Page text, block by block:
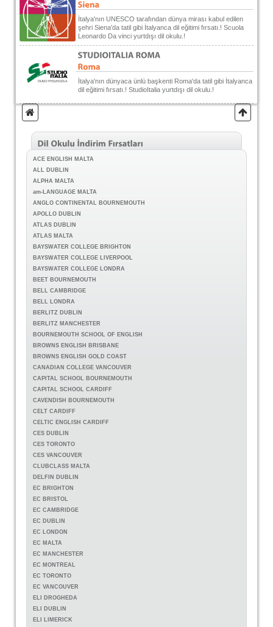
İtalya'nın UNESCO tarafından dünya mirası kabul edilen
şehri Siena'da tatil gibi İtalyanca dil eğitimi fırsatı.! Scuola
Leonardo Da vinci yurtdışı dil okulu.!
İtalya'nın dünyaca ünlü başkenti Roma'da tatil gibi İtalyanca
dil eğitimi fırsatı.! StudioItalia yurtdışı dil okulu.!
ACE ENGLISH MALTA
ALL DUBLIN
ALPHA MALTA
am-LANGUAGE MALTA
ANGLO CONTINENTAL BOURNEMOUTH
APOLLO DUBLIN
ATLAS DUBLIN
ATLAS MALTA
BAYSWATER COLLEGE BRIGHTON
BAYSWATER COLLEGE LIVERPOOL
BAYSWATER COLLEGE LONDRA
BEET BOURNEMOUTH
BELL CAMBRIDGE
BELL LONDRA
BERLITZ DUBLIN
BERLITZ MANCHESTER
BOURNEMOUTH SCHOOL OF ENGLISH
BROWNS ENGLISH BRISBANE
BROWNS ENGLISH GOLD COAST
CANADIAN COLLEGE VANCOUVER
CAPITAL SCHOOL BOURNEMOUTH
CAPITAL SCHOOL CARDIFF
CAVENDISH BOURNEMOUTH
CELT CARDIFF
CELTIC ENGLISH CARDIFF
CES DUBLIN
CES TORONTO
CES VANCOUVER
CLUBCLASS MALTA
DELFIN DUBLIN
EC BRIGHTON
EC BRISTOL
EC CAMBRIDGE
EC DUBLIN
EC LONDON
EC MALTA
EC MANCHESTER
EC MONTREAL
EC TORONTO
EC VANCOUVER
ELI DROGHEDA
ELI DUBLIN
ELI LIMERICK